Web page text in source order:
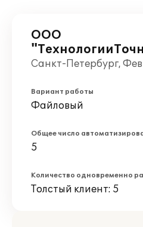
ООО
Санкт-Петербург,
Вариант работы
Файловый
Общее число
5
Количество одновременно
Толстый клиент: 5